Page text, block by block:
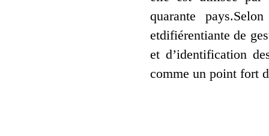
quarante
etdifiérentiante de
et d’identification
comme un point fort